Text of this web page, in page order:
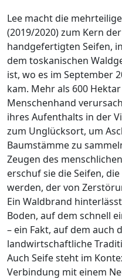
Lee macht die
(2019/2020) zum Kern
handgefertigten Seifen,
dem toskanischen
ist, wo es im September
kam. Mehr als 600
Menschenhand
ihres Aufenthalts in der
zum Unglücksort, um
Baumstämme zu
Zeugen des
erschuf sie die Seifen,
werden, der von
Ein Waldbrand
Boden, auf dem schnell
– ein Fakt, auf dem auch
landwirtschaftliche
Auch Seife steht im
Verbindung mit einem